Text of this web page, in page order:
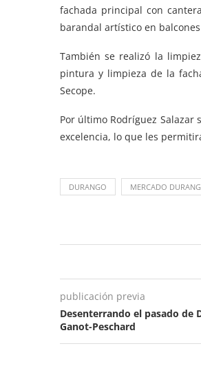
fachada principal con
barandal artístico en
También se realizó la
pintura y limpieza de la
Secope.
Por último Rodríguez Salazar
excelencia, lo que les
DURANGO MERCADO
publicación previa
Desenterrando el pasado de
Ganot-Peschard